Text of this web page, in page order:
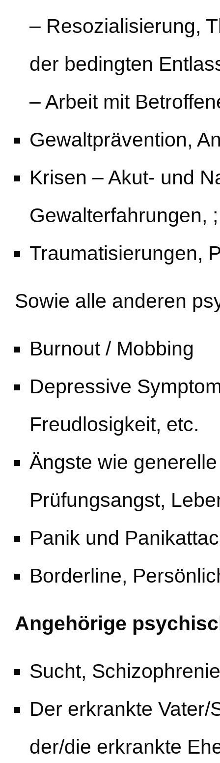
– Resozialisierung,
der bedingten
– Arbeit mit
Gewaltprävention,
Krisen – Akut- und
Gewalterfahrungen, ;
Traumatisierungen,
Sowie alle anderen
Burnout / Mobbing
Depressive
Freudlosigkeit, etc.
Ängste wie
Prüfungsangst,
Panik und
Borderline,
Angehörige
Sucht,
Der erkrankte Vater/
der/die erkrankte